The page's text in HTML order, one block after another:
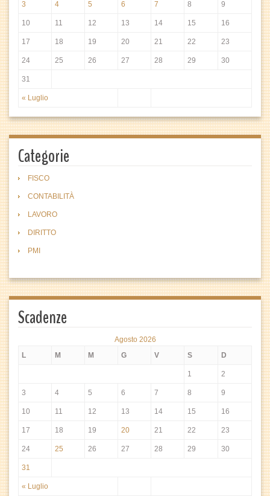
« Luglio
3 4 5 6 7 8 9
10 11 12 13 14 15 16
17 18 19 20 21 22 23
24 25 26 27 28 29 30
31
Categorie
FISCO
CONTABILITÀ
LAVORO
DIRITTO
PMI
Scadenze
Agosto 2026
L
M M G V S D
« Luglio
1 2
3 4 5 6 7 8 9
10 11 12 13 14 15 16
17 18 19 20 21 22 23
24 25 26 27 28 29 30
31